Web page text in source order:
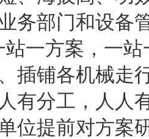
务部门和设备
站一方案，一
插铺各机械走
有分工，人人
位提前对方案